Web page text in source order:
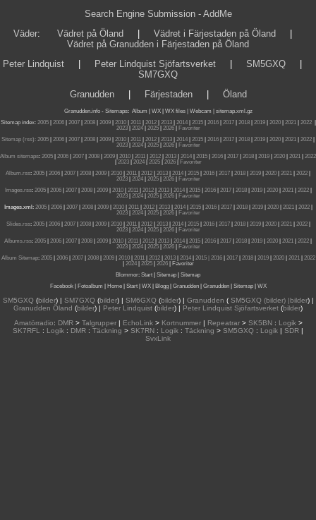
Search Engine Submission - AddMe
Väder: Vädret på Öland Vädret i Färjestaden på Öland
Vädret på Granudden i Färjestaden på Öland
Peter Lindquist
Peter Lindquist Sjöfartsverket SM5GXQ
SM7GXQ
Granudden| Färjestaden| Öland
Granudden.info- Sitemaps: Album WX WX files | Webcam |
sitemap.xml.gz
Sitemap index: 2005| 2006| 2007| 2008| 2009| 2010| 2011| 2012| 2013| 2014| 2015| 2016| 2017| 2018| 2019| 2020| 2021| 2022|
2023| 2024| 2025| 2026|
Favoriter
Sitemap (rss): 2005 2006 2007 2008 2009 2010 2011 2012 2013 2014 2015 2016 2017 2018 2019 2020 2021 2022
2023| 2024| 2025| 2026|
Favoriter
Album sitemaps: 2005 2006 2007 2008 2009 2010 2011 2012 2013 2014 2015 2016 2017 2018 2019 2020 2021
2022
2023| 2024| 2025| 2026|
Favoriter
Album.rss: 2005 2006 2007 2008 2009 2010 2011 2012 2013 2014 2015 2016 2017 2018 2019 2020 2021 2022
2023| 2024| 2025| 2026|
Favoriter
Images.rss: 2005| 2006| 2007| 2008| 2009| 2010| 2011| 2012| 2013| 2014| 2015| 2016| 2017| 2018| 2019| 2020| 2021| 2022|
2023| 2024| 2025| 2026|
Favoriter
Images.xml: 2005| 2006| 2007| 2008| 2009| 2010| 2011| 2012| 2013| 2014| 2015| 2016| 2017| 2018| 2019| 2020| 2021| 2022|
2023| 2024| 2025| 2026|
Favoriter
Slides.rss: 2005| 2006| 2007| 2008| 2009| 2010| 2011| 2012| 2013| 2014| 2015| 2016| 2017| 2018| 2019| 2020| 2021| 2022|
2023| 2024| 2025| 2026|
Favoriter
Albums.rss: 2005 2006 2007 2008 2009 2010 2011 2012 2013 2014 2015 2016 2017 2018 2019 2020 2021 2022
2023| 2024| 2025| 2026|
Favoriter
Album Sitemap: 2005| 2006| 2007| 2008| 2009| 2010| 2011| 2012| 2013| 2014| 2015 | 2016| 2017| 2018| 2019| 2020| 2021| 2022
2024| 2025| 2026|
Favoriter
Blommor: Start Sitemap
Sitemap
Facebook| Fotoalbum Home| Start| WX| Blogg| Granudden| Granudden| Sitemap| WX
SM5GXQ(bilder) | SM7GXQ(bilder) | SM6GXQ(bilder) | Granudden (SM5GXQ (bilder) |bilder) |
Granudden Öland (bilder) | Peter Lindquist (bilder) | Peter Lindquist Sjöfartsverket (bilder)
Amatörradio: DMR> Talgrupper| EchoLink> Kortnummer| Repeatrar> SK5BN: Logik>
SK7RFL
: Logik : DMR : Täckning > SK7RN : Logik : Täckning > SM5GXQ : Logik | SDR |
SvxLink